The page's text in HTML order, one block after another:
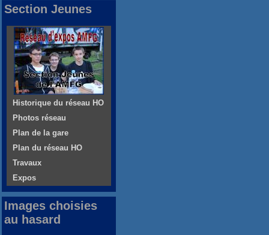
Section Jeunes
Historique du réseau HO
Photos réseau
Plan de la gare
Plan du réseau HO
Travaux
Expos
Images choisies
au hasard